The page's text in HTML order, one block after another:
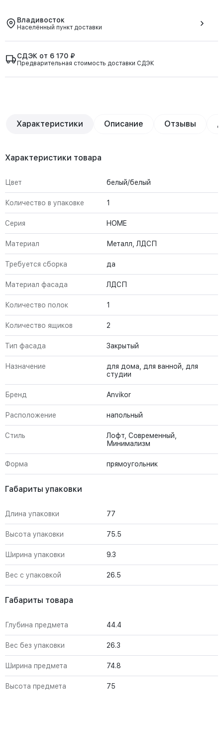
Владивосток
Населённый пункт доставки
СДЭК от 6 170 ₽
Предварительная стоимость доставки СДЭК
Характеристики Описание Отзывы
Характеристики товара
Цвет белый/белый
Количество в упаковке 1
Серия HOME
Материал Металл, ЛДСП
Требуется сборка да
Материал фасада ЛДСП
Количество полок 1
Количество ящиков 2
Тип фасада Закрытый
Назначение
для дома, для ванной, для
студии
Бренд Anvikor
Расположение напольный
Стиль
Лофт, Современный,
Минимализм
Форма прямоугольник
Габариты упаковки
Длина упаковки 77
Высота упаковки 75.5
Ширина упаковки 9.3
Вес с упаковкой 26.5
Габариты товара
Глубина предмета 44.4
Вес без упаковки 26.3
Ширина предмета 74.8
Высота предмета 75